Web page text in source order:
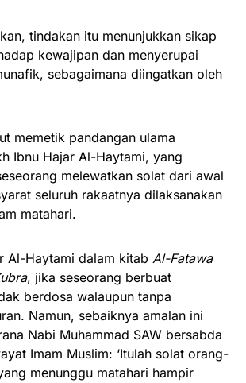
tindakan itu menunjukkan sikap
kewajipan dan menyerupai
sebagaimana diingatkan oleh
memetik pandangan ulama
Ibnu Hajar Al-Haytami, yang
melewatkan solat dari awal
seluruh rakaatnya dilaksanakan
matahari.
Al-Haytami dalam kitab Al-Fatawa
, jika seseorang berbuat
berdosa walaupun tanpa
Namun, sebaiknya amalan ini
Nabi Muhammad SAW bersabda
Imam Muslim: ‘Itulah solat orang-
menunggu matahari hampir